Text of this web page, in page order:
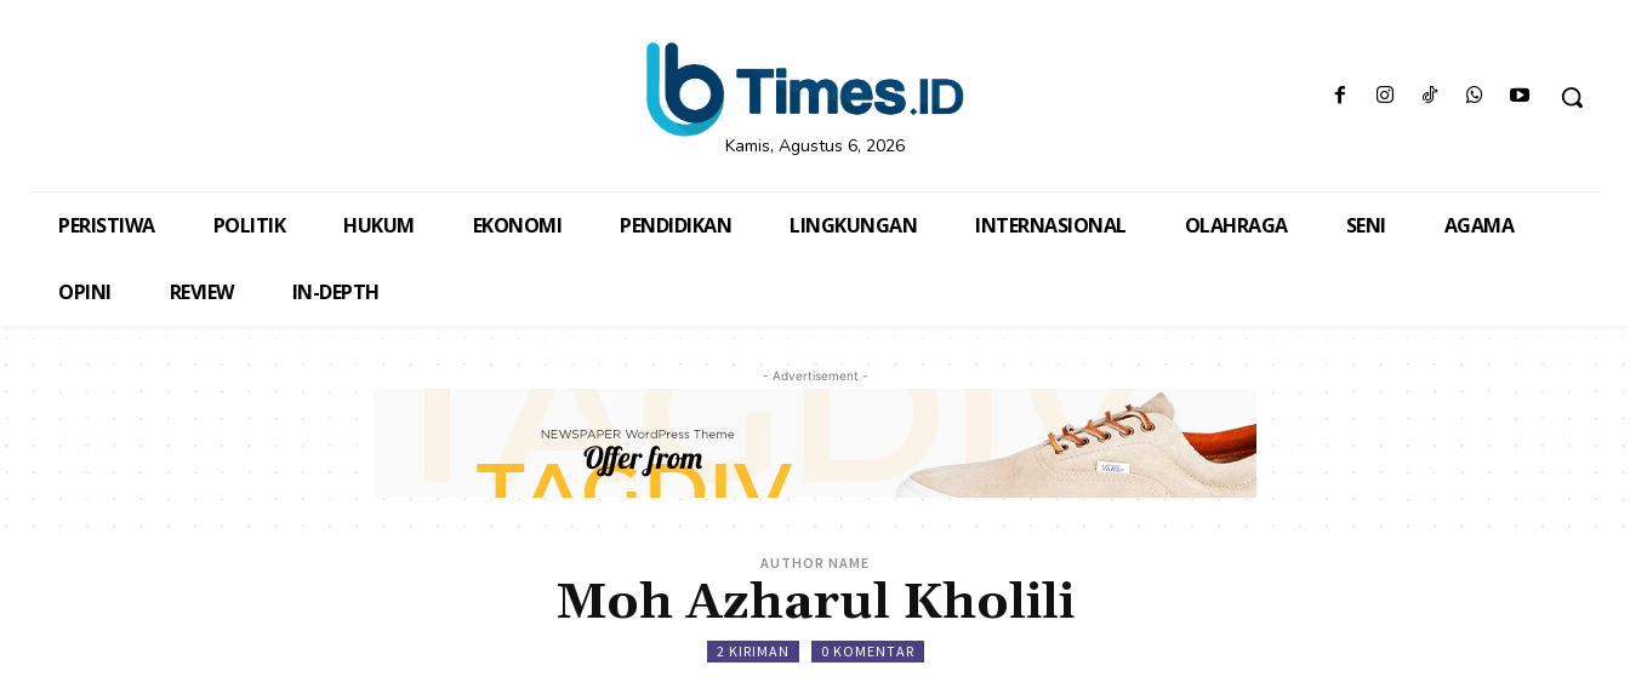
Kamis, Agustus 6, 2026
PERISTIWA POLITIK HUKUM EKONOMI PENDIDIKAN LINGKUNGAN INTERNASIONAL OLAHRAGA SENI AGAMA
OPINI REVIEW IN-DEPTH
- Advertisement -
AUTHOR NAME
Moh Azharul Kholili
2 KIRIMAN 0 KOMENTAR